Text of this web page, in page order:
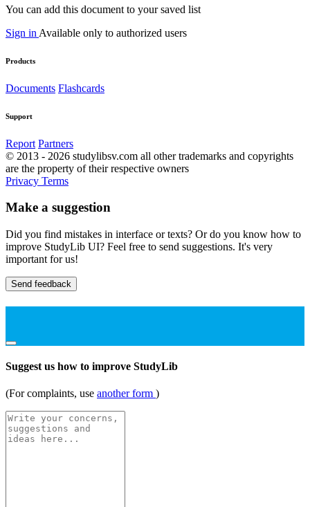
You can add this document to your saved list
Sign in Available only to authorized users
Products
Documents Flashcards
Support
Report Partners
© 2013 - 2026 studylibsv.com all other trademarks and copyrights
are the property of their respective owners
Privacy Terms
Make a suggestion
Did you find mistakes in interface or texts? Or do you know how to
improve StudyLib UI? Feel free to send suggestions. It's very
important for us!
Send feedback
Suggest us how to improve StudyLib
(For complaints, use another form )